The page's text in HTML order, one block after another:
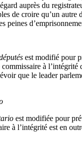
auprès du
de croire qu’un
peines
est modifié pour
à
que le leader
est modifiée pour
à l’intégrité est en